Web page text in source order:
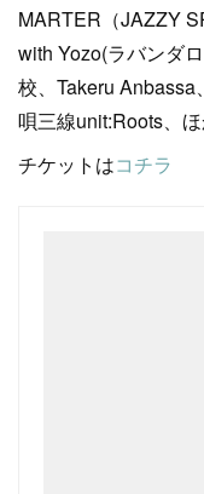
MARTER（JAZZY
with Yozo(ラバンダ
校、Takeru
唄三線unit:Roots、
チケットはコチラ